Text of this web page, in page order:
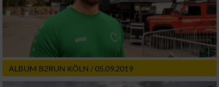
ALBUM B2RUN KÖLN / 05.09.2019